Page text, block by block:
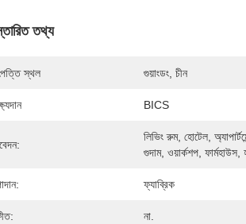
তথ্য
স্থল গুয়াংডং, চীন
BICS
লিভিং রুম, হোটেল,
গুদাম, ওয়ার্কশপ, ফার্মহাউস,
ফ্যাব্রিক
না.